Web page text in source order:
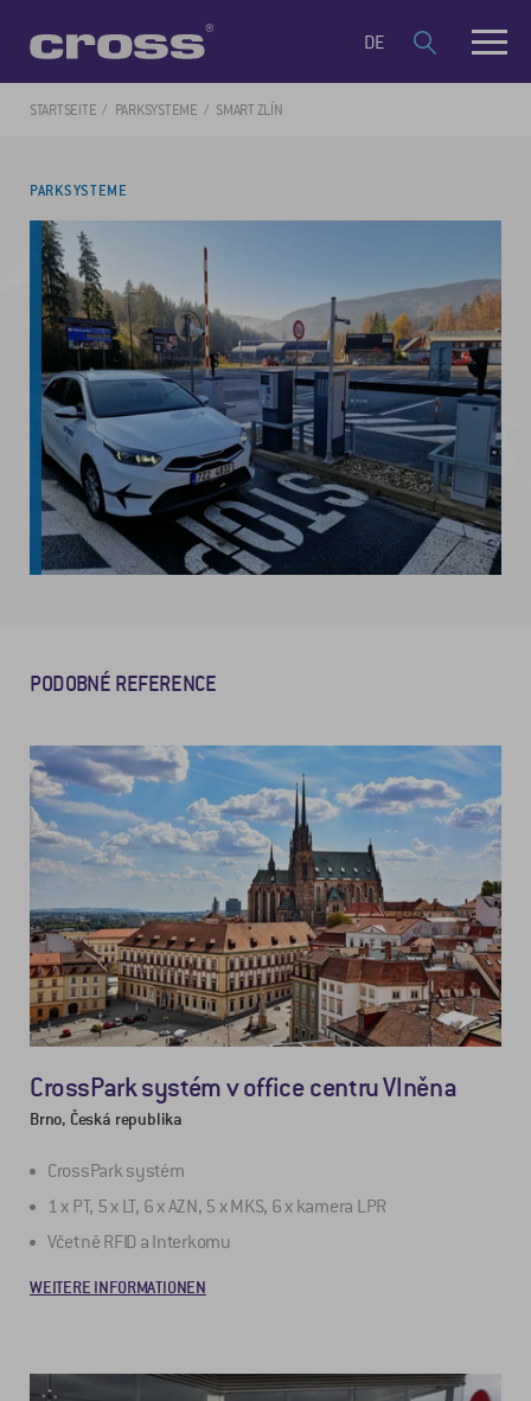
DE
STARTSEITE PARKSYSTEME SMART ZLÍN
PARKSYSTEME
PODOBNÉ REFERENCE
CrossPark systém v office centru Vlněna
Brno, Česká republika
CrossPark systém
1 x PT, 5 x LT, 6 x AZN, 5 x MKS, 6 x kamera LPR
Včetně RFID a Interkomu
WEITERE INFORMATIONEN